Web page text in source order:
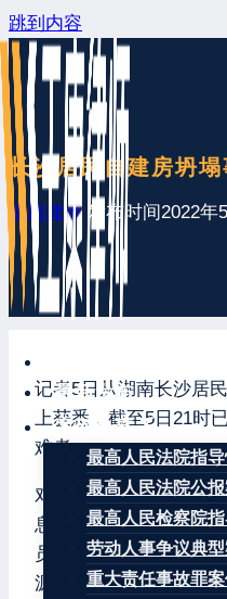
跳到内容
最新发布
案例分享
最高人民法院指导
最高人民法院公报
最高人民检察院指
劳动人事争议典型
重大责任事故罪案
长沙居民自建房坍
王康律师 发布时间2022年
记者5日从湖南长沙居
上获悉，截至5日21时
难者。
对于已发现的26名遇难
息，做好善后工作。将
员，不放过任何一丝生
源，精心做好获救人员